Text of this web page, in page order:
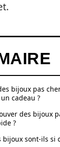
bijoux pas
cadeau ?
des bijoux
?
bijoux sont-ils si